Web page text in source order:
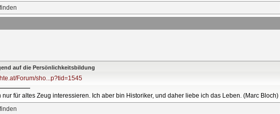
auf die Persönlichkeitsbildung
Forum/sho...p?tid=1545
nur für altes Zeug interessieren. Ich aber bin Historiker, und daher liebe ich das Leben. (Marc Bloch)